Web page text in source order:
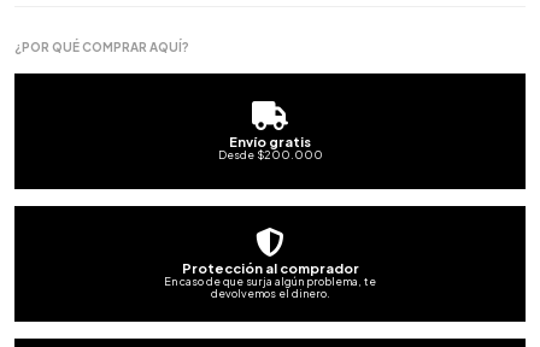
¿POR QUÉ COMPRAR AQUÍ?
Envío gratis
Desde $200.000
Protección al comprador
En caso de que surja algún problema, te
devolvemos el dinero.